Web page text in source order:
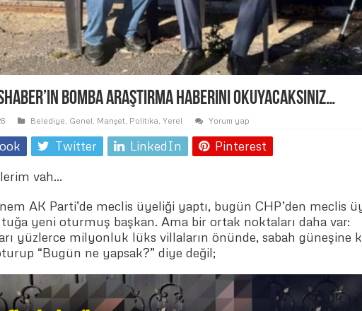
bomba araştırma haberini okuyacaksınız…
Belediye Genel Manşet, Politika Yerel Yorum yap
Twitter LinkedIn
Pinterest
vah…
AK Parti’de meclis üyeliği yaptı, bugün CHP’den meclis
yeni oturmuş başkan. Ama bir ortak noktaları daha var:
yüzlerce milyonluk lüks villaların önünde, sabah güneşine
“Bugün ne yapsak?” diye değil;